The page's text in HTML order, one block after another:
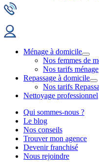
Ménage à domicile
Nos femmes de
Nos tarifs ménage
Repassage à domicile
Nos tarifs
Nettoyage professionnel
Qui sommes-nous ?
Le blog
Nos conseils
Trouver mon agence
Devenir franchisé
Nous rejoindre